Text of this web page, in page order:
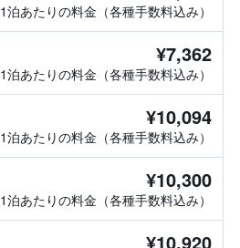
1泊あたりの料金（各種手数料込み）
¥7,362
1泊あたりの料金（各種手数料込み）
¥10,094
1泊あたりの料金（各種手数料込み）
¥10,300
1泊あたりの料金（各種手数料込み）
¥10,920